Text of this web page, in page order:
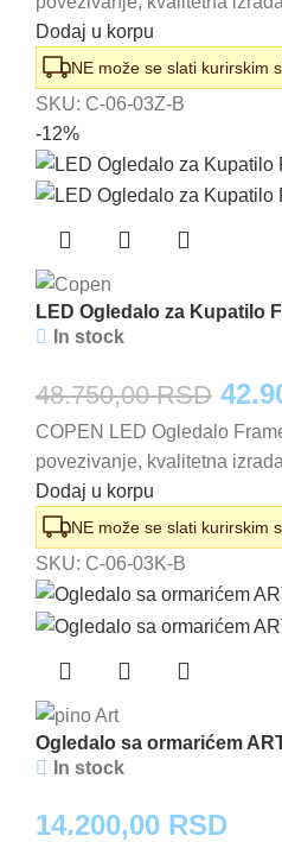
bila:
Dodaj u korpu
NE može se slati kurirskim
SKU: C-06-03Z-B
-12%
LED Ogledalo za Kupatilo
In stock
48.750,00RSD
cena
bila:
COPEN LED Ogledalo
povezivanje, kvalitetna
Dodaj u korpu
NE može se slati kurirskim
SKU: C-06-03K-B
Ogledalo sa ormarićem
In stock
14.200,00 RSD